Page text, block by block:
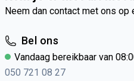
Neem dan contact met ons op
Bel ons
Vandaag bereikbaar van
050 721 08 27